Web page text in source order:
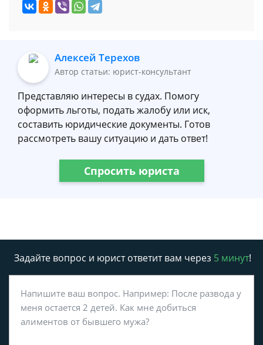
Алексей Терехов
Автор статьи: юрист-консультант
Представляю интересы в судах. Помогу
оформить льготы, подать жалобу или иск,
составить юридические документы. Готов
рассмотреть вашу ситуацию и дать ответ!
Спросить юриста
Задайте вопрос и юрист ответит вам через 5 минут!